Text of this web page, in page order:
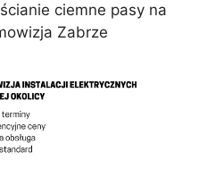
ciemne pasy na
Zabrze